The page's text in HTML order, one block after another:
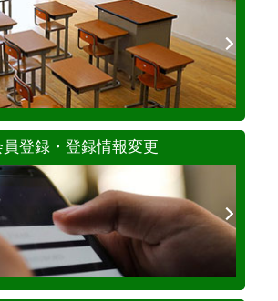
員登録・登録情報変更